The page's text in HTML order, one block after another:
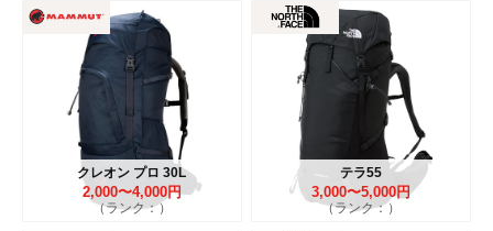
クレオン プロ 30L
2,000〜4,000円
（ランク：）
テラ55
3,000〜5,000円
（ランク：）